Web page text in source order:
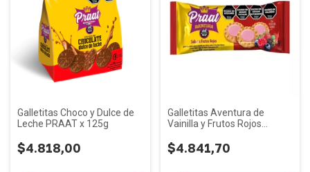
Galletitas Choco y Dulce de
Leche PRAAT x 125g
$4.818,00
Galletitas Aventura de
Vainilla y Frutos Rojos
$4.841,70